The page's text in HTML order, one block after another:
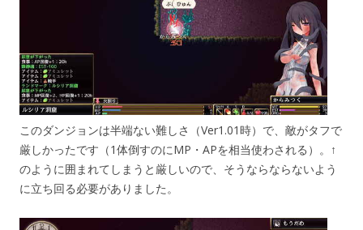
このダンジョンは半端ない難しさ（Ver1.01時）で、敵がタフで
厳しかったです（1体倒すのにMP・APを相当使わされる）。↑
のように囲まれてしまうと厳しいので、そうならならないよう
に立ち回る必要がありました。